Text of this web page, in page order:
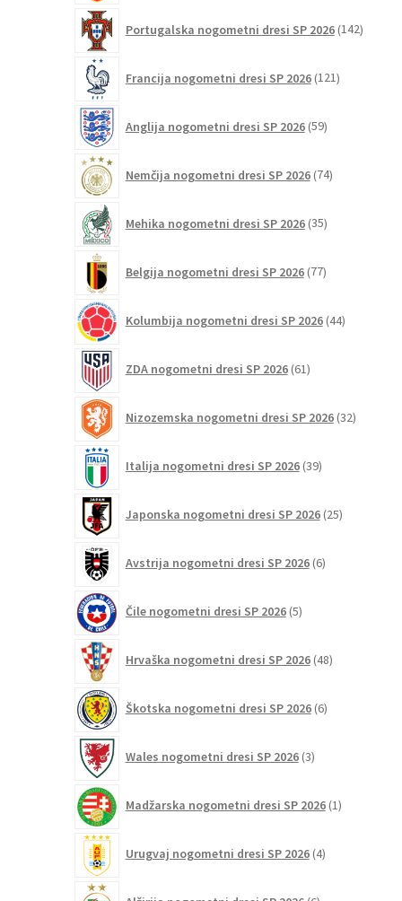
Portugalska nogometni dresi SP 2026 142
Francija nogometni dresi SP 2026 121izdelkov
Anglija nogometni dresi SP 2026 59izdelkov
Nemčija nogometni dresi SP 2026 74izdelkov
Mehika nogometni dresi SP 2026 35izdelkov
Belgija nogometni dresi SP 2026 77izdelkov
Kolumbija nogometni dresi SP 2026 44izdelkov
ZDA nogometni dresi SP 2026 61izdelkov
Nizozemska nogometni dresi SP 2026 32izdelkov
Italija nogometni dresi SP 2026 39izdelkov
Japonska nogometni dresi SP 2026 25izdelkov
Avstrija nogometni dresi SP 2026 6izdelkov
Čile nogometni dresi SP 2026 5izdelkov
Hrvaška nogometni dresi SP 2026 48izdelkov
Škotska nogometni dresi SP 2026 6izdelkov
Wales nogometni dresi SP 2026 3izdelki
Madžarska nogometni dresi SP 2026 1izdelek
Urugvaj nogometni dresi SP 2026 4izdelki